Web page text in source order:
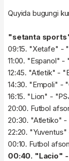
Quyida bugungi
"setanta
09:15. "Xetafe" -
11:00. "Espanol" -
12:45. "Atletik" -
14:30. "Empoli" -
16:15. "Lion" -
20:00. Futbol
20:30. "Atletiko" -
22:20.
00:10. Futbol
00:40. "Lacio"